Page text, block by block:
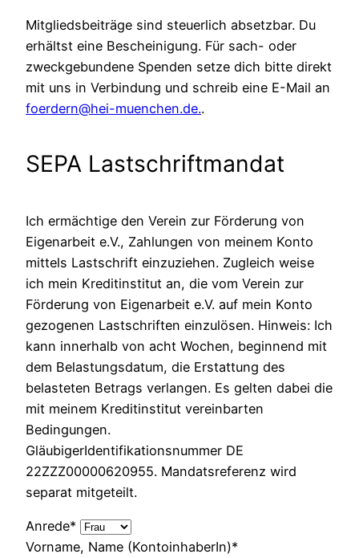
Mitgliedsbeiträge sind steuerlich absetzbar. Du
erhältst eine Bescheinigung. Für sach- oder
zweckgebundene Spenden setze dich bitte direkt
mit uns in Verbindung und schreib eine E-Mail an
foerdern@hei-muenchen.de..
SEPA Lastschriftmandat
Ich ermächtige den Verein zur Förderung von
Eigenarbeit e.V., Zahlungen von meinem Konto
mittels Lastschrift einzuziehen. Zugleich weise
ich mein Kreditinstitut an, die vom Verein zur
Förderung von Eigenarbeit e.V. auf mein Konto
gezogenen Lastschriften einzulösen. Hinweis: Ich
kann innerhalb von acht Wochen, beginnend mit
dem Belastungsdatum, die Erstattung des
belasteten Betrags verlangen. Es gelten dabei die
mit meinem Kreditinstitut vereinbarten
Bedingungen.
GläubigerIdentifikationsnummer DE
22ZZZ00000620955. Mandatsreferenz wird
separat mitgeteilt.
Anrede*
Vorname, Name (KontoinhaberIn)*